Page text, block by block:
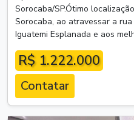
Sorocaba/SP.Ótimo
Sorocaba, ao atravessar a
Iguatemi Esplanada e aos
R$ 1.222.000
Contatar